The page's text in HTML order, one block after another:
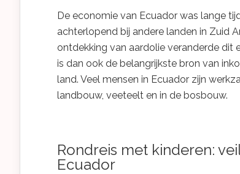
De economie van Ecuador was lange
achterlopend bij andere landen in Zuid
ontdekking van aardolie veranderde dit
is dan ook de belangrijkste bron van
land. Veel mensen in Ecuador zijn
landbouw, veeteelt en in de bosbouw.
Rondreis met kinderen:
Ecuador